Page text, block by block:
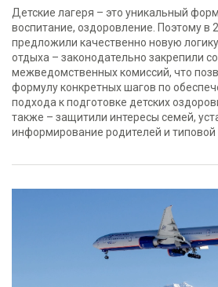
Детские лагеря – это уникальный
воспитание, оздоровление. Поэтому в
предложили качественно новую
отдыха – законодательно закрепили
межведомственных комиссий, что
формулу конкретных шагов по
подхода к подготовке детских
также – защитили интересы семей,
информирование родителей и типовой